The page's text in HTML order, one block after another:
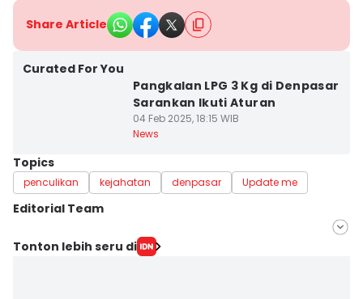
Share Article
Curated For You
Pangkalan LPG 3 Kg di Denpasar
Sarankan Ikuti Aturan
04 Feb 2025, 18:15 WIB
News
Topics
penculikan kejahatan denpasar Update me
Editorial Team
Editor
Tonton lebih seru di